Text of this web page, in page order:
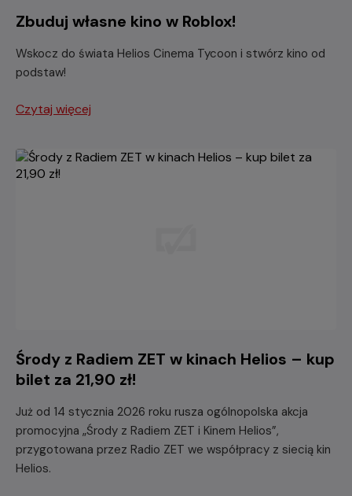
Zbuduj własne kino w Roblox!
Wskocz do świata Helios Cinema Tycoon i stwórz kino od
podstaw!
Czytaj więcej
Środy z Radiem ZET w kinach Helios – kup
bilet za 21,90 zł!
Już od 14 stycznia 2026 roku rusza ogólnopolska akcja
promocyjna „Środy z Radiem ZET i Kinem Helios”,
przygotowana przez Radio ZET we współpracy z siecią kin
Helios.